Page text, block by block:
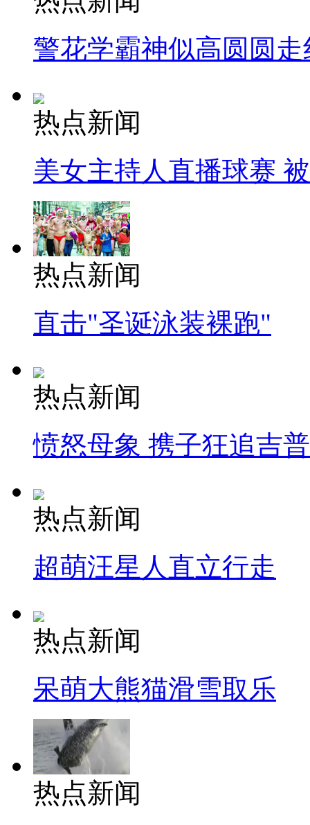
警花学霸神似高圆圆走
热点新闻
美女主持人直播球赛
热点新闻
直击"圣诞泳装裸跑"
热点新闻
愤怒母象 携子狂追吉
热点新闻
超萌汪星人直立行走
热点新闻
呆萌大熊猫滑雪取乐
热点新闻